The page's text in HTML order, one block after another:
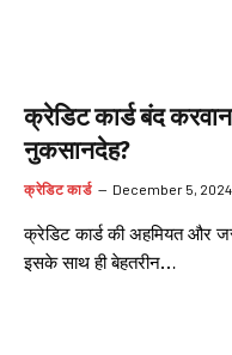
क्रेडिट कार्ड बंद
नुकसानदेह?
क्रेडिट कार्ड December 5, 2024
क्रेडिट कार्ड की अहमियत और
इसके साथ ही बेहतरीन…